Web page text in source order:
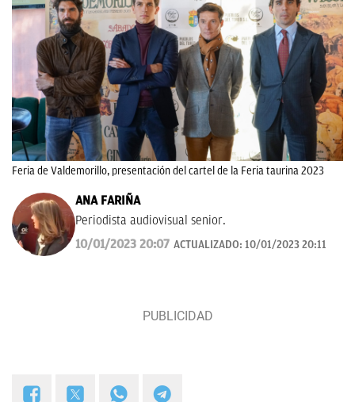
Feria de Valdemorillo, presentación del cartel de la Feria taurina 2023
ANA FARIÑA
Periodista audiovisual senior.
10/01/2023 20:07 ACTUALIZADO: 10/01/2023 20:11